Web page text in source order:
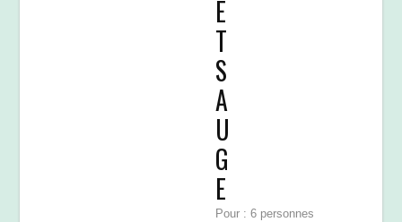
E
T
S
A
U
G
E
Pour : 6 personnes